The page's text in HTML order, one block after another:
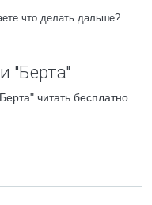
что делать дальше?
"Берта"
читать бесплатно